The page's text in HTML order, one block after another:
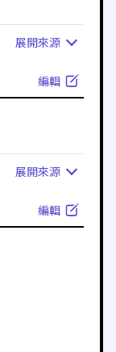
展開來源
編輯
展開來源
編輯